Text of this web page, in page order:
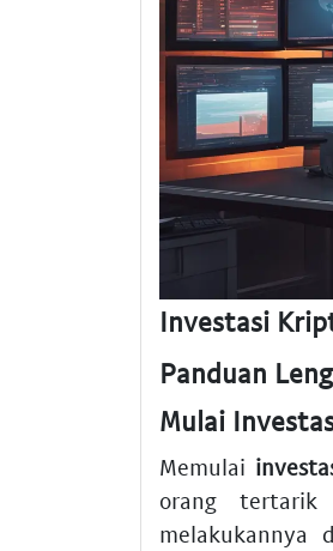
Investasi
Panduan
Mulai
Memulai
orang tertarik
melakukannya